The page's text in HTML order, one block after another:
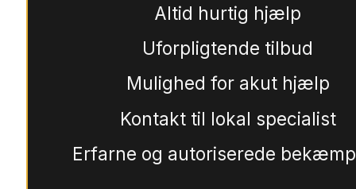
Altid hurtig hjælp
Uforpligtende tilbud
Mulighed for akut hjælp
Kontakt til lokal specialist
Erfarne og autoriserede